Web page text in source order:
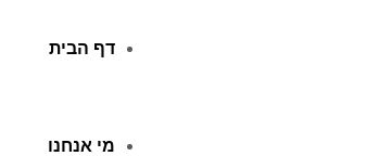
דף הבית
מי אנחנו